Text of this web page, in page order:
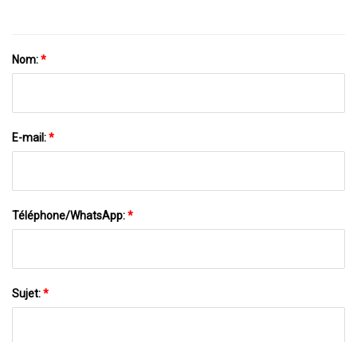
Nom:*
E-mail:*
Téléphone/WhatsApp:*
Sujet:*